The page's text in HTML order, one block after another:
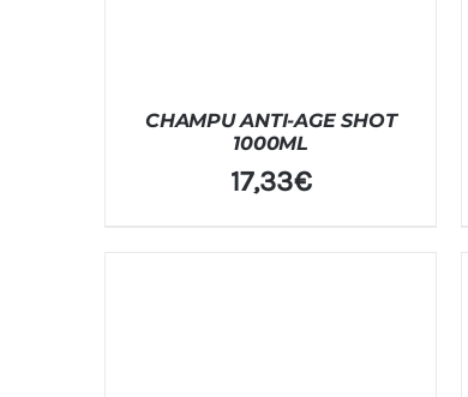
CHAMPU ANTI-AGE SHOT
1000ML
17,33€